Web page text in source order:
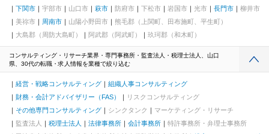
下関市 宇部市 山口市 萩市 防府市 下松市 岩国市 光市 長門市
柳井市
美祢市
周南市 山陽小野田市
熊毛郡（上関町、田布施町、平生町）
大島郡（周防大島町）
阿武郡（阿武町） 玖珂郡（和木町）
コンサルティング・リサーチ業界・専門事務所・監査法人・税理士法人、山口
県、30代の転職・求人情報を業種で絞り込む
経営・戦略コンサルティング
組織人事コンサルティング
財務・会計アドバイザリー（FAS）
リスクコンサルティング
その他専門コンサルティング
シンクタンク
マーケティング・リサーチ
監査法人
税理士法人 法律事務所 会計事務所
特許事務所・弁理士事務所